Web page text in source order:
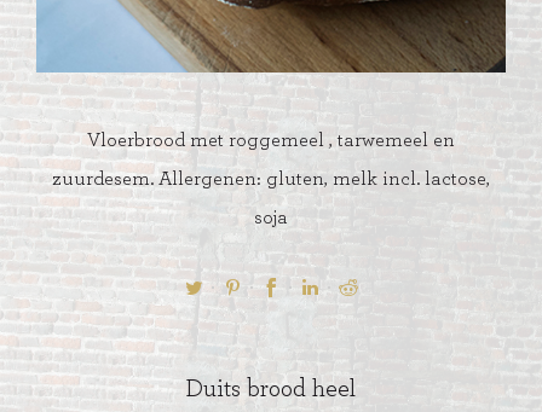
Vloerbrood met roggemeel , tarwemeel en
zuurdesem. Allergenen: gluten, melk incl. lactose,
soja
Duits brood heel